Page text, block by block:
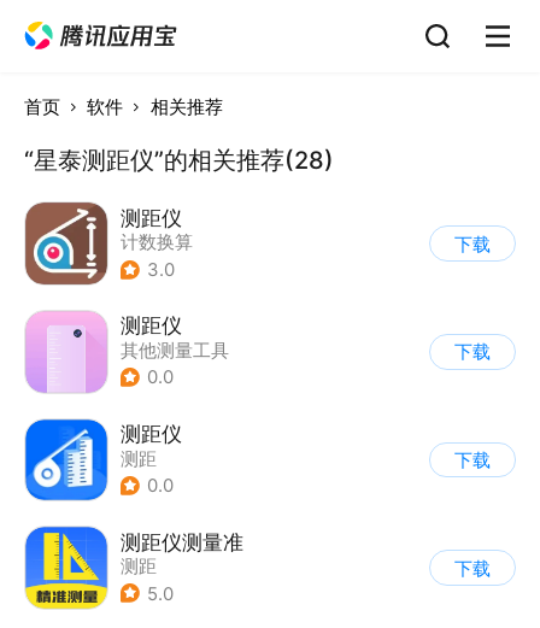
首页 软件 相关推荐
“星泰测距仪”的相关推荐(28)
测距仪
计数换算
3.0
下载
测距仪
其他测量工具
0.0
下载
测距仪
测距
0.0
下载
测距仪测量准
测距
5.0
下载